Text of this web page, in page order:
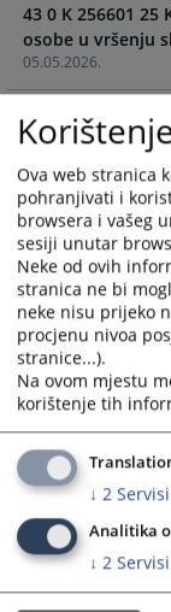
forward
to
interact
with
the
calendar
and
select
a
date.
Press
the
question
mark
key
to
get
the
keyboard
shortcuts
for
changing
dates.
05.05.2026.
43 0 K 256601
osobe u vršenju
22.04.2026.
43 0 K 258975 25
sigurnosti ljudi i
16.04.2026.
43 0 K 256840
09.04.2026.
43 0 K 269918
promet opojnih
02.04.2026.
43 0 K 264801 25
u sticaju sa u
držanje oružja ili
43 0 K 265457
proizvodnja i
Ova web stranica
pohranjivati i
browsera i vašeg
sesiji unutar
Neke od ovih
stranica ne bi
neke nisu prijeko
procjenu nivoa
stranice...).
Na ovom mjestu
korištenje tih
↓ 2
Analitika
↓ 2